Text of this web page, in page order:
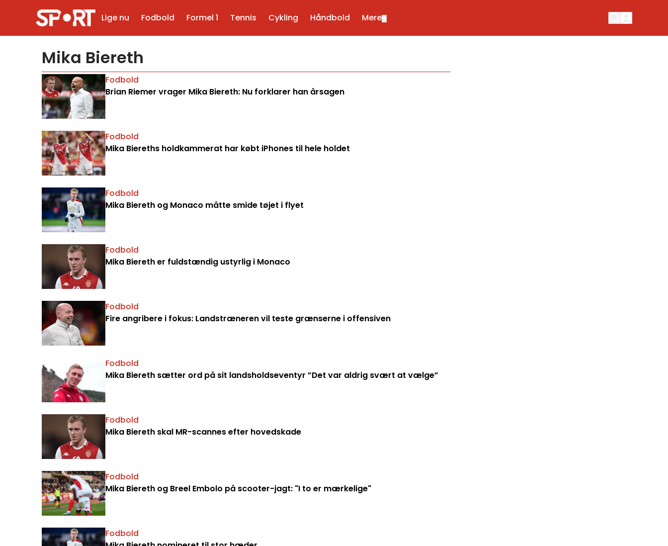
Lige nu Fodbold Formel 1 Tennis Cykling Håndbold Mere
Mika Biereth
Fodbold
Brian Riemer vrager Mika Biereth: Nu forklarer han årsagen
Fodbold
Mika Biereths holdkammerat har købt iPhones til hele holdet
Fodbold
Mika Biereth og Monaco måtte smide tøjet i flyet
Fodbold
Mika Biereth er fuldstændig ustyrlig i Monaco
Fodbold
Fire angribere i fokus: Landstræneren vil teste grænserne i offensiven
Fodbold
Mika Biereth sætter ord på sit landsholdseventyr ”Det var aldrig svært at vælge”
Fodbold
Mika Biereth skal MR-scannes efter hovedskade
Fodbold
Mika Biereth og Breel Embolo på scooter-jagt: "I to er mærkelige"
Fodbold